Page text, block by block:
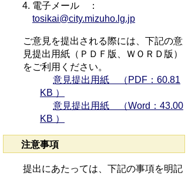
電子メール ：
tosikai@city.mizuho.lg.jp
ご意見を提出される際には、下記の意
見提出用紙（ＰＤＦ版、ＷＯＲＤ版）
をご利用ください。
意見提出用紙 （PDF：60.81
KB ）
意見提出用紙 （Word：43.00
KB ）
注意事項
提出にあたっては、下記の事項を明記